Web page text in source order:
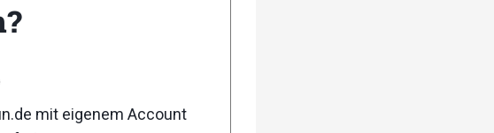
mit eigenem Account